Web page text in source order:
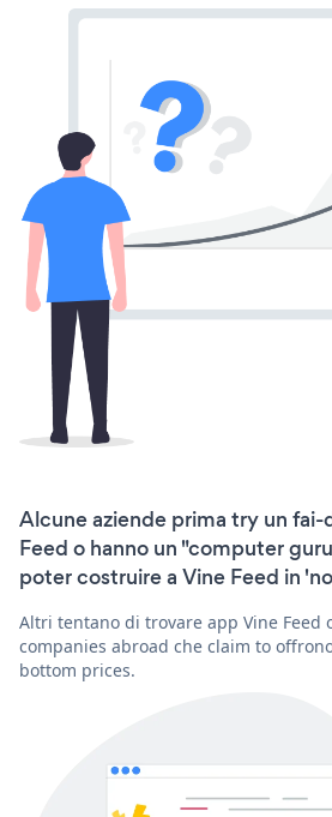
Alcune aziende prima try un fai-
Feed o hanno un "computer
poter costruire a Vine Feed in
Altri tentano di trovare app Vine Feed
companies abroad che claim to
bottom prices.